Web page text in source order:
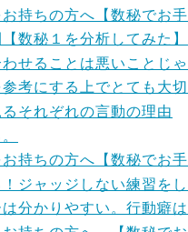
持ちの方へ【数秘でお手
数秘１を分析してみた】
せることは悪いことじゃ
考にする上でとても大
それぞれの言動の理由
持ちの方へ【数秘でお手
ジャッジしない練習をし
分かりやすい。行動癖は